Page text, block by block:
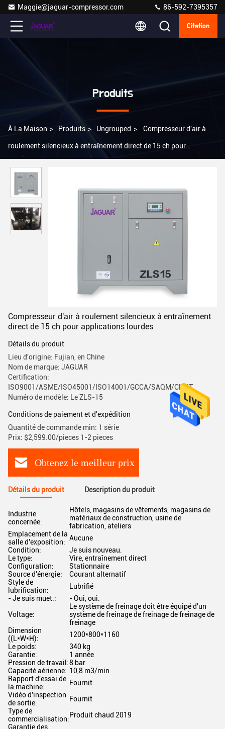
Maggie@jaguar-compressor.com 86-592-7395357
Citation
Produits
À La Maison > Produits > Ungrouped > Compresseur d'air à
roulement silencieux à entraînement direct de 15 ch pour
Compresseur d'air à roulement silencieux à entraînement
direct de 15 ch pour applications lourdes
Détails du produit
Lieu d'origine: Fujian, en Chine
Nom de marque: JAGUAR
Certification:
ISO9001/ASME/ISO45001/ISO14001/GCCA/SAQM/CMIIT
Numéro de modèle: Le ZLS-15
Conditions de paiement et d'expédition
Quantité de commande min: 1 série
Prix: $2,599.00/pieces 1-2 pieces
Obtenez le meilleur prix
Détails du produit Description du produit
Industrie
concernée:
Hôtels, magasins de vêtements, magasins de
matériaux de construction, usine de
fabrication, ateliers
Emplacement de la
salle d'exposition: Aucune
Condition:
Je suis nouveau.
Le type:
Vire, entraînement direct
Configuration:
Stationnaire
Source d'énergie:
Courant alternatif
Style de
lubrification:
Lubrifié
- Je suis muet.:
- Oui, oui.
Voltage:
Le système de freinage doit être équipé d'un
système de freinage de freinage de freinage de
freinage
Dimension
((L*W*H):
1200*800*1160
Le poids:
340 kg
Garantie:
1 année
Pression de travail:8 bar
Capacité aérienne: 10,8 m3/min
Rapport d'essai de
la machine:
Fournit
Vidéo d'inspection
de sortie:
Fournit
Type de
commercialisation:Produit chaud 2019
Garantie des